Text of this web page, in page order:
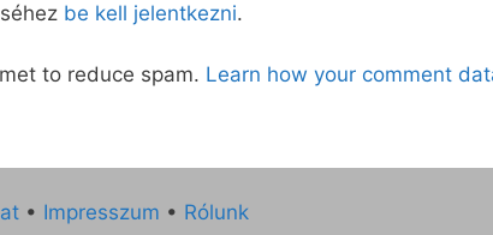
be kell jelentkezni.
to reduce spam. Learn how your comment
• Impresszum • Rólunk